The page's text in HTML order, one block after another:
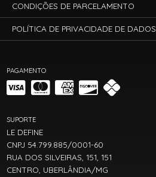
PAGAMENTO
SUPORTE
LE DEFINE
CNPJ 54.799.885/0001-60
RUA DOS SILVEIRAS, 151, 151
CENTRO, UBERLÂNDIA/MG
CONDIÇÕES DE PARCELAMENTO
POLÍTICA DE PRIVACIDADE DE DADOS